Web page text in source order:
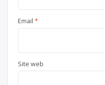
Email *
Site web